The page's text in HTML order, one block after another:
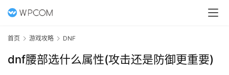
首页 游戏攻略 DNF
dnf腰部选什么属性(攻击还是防御更重要)